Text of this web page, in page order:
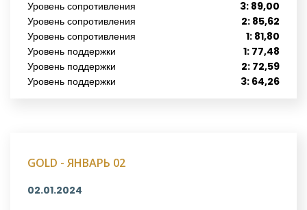
Уровень сопротивления
3: 89,00
Уровень сопротивления
2: 85,62
Уровень сопротивления
1: 81,80
Уровень поддержки
1: 77,48
Уровень поддержки
2: 72,59
Уровень поддержки
3: 64,26
GOLD - ЯНВАРЬ 02
02.01.2024